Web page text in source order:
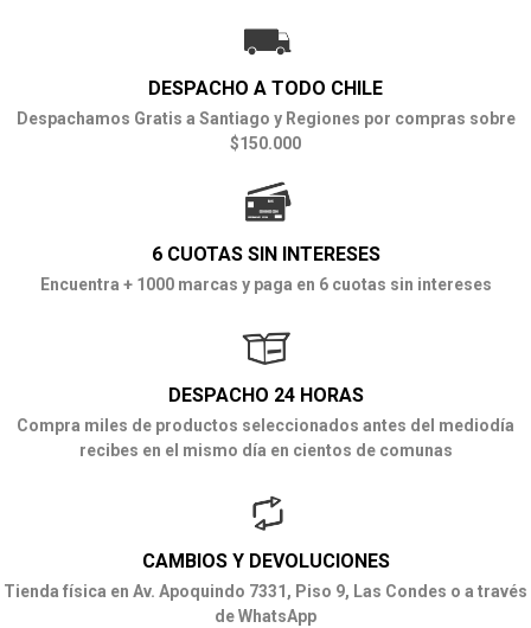
DESPACHO A TODO CHILE
Despachamos Gratis a Santiago y Regiones por compras sobre
$150.000
6 CUOTAS SIN INTERESES
Encuentra + 1000 marcas y paga en 6 cuotas sin intereses
DESPACHO 24 HORAS
Compra miles de productos seleccionados antes del mediodía
recibes en el mismo día en cientos de comunas
CAMBIOS Y DEVOLUCIONES
Tienda física en Av. Apoquindo 7331, Piso 9, Las Condes o a través
de WhatsApp